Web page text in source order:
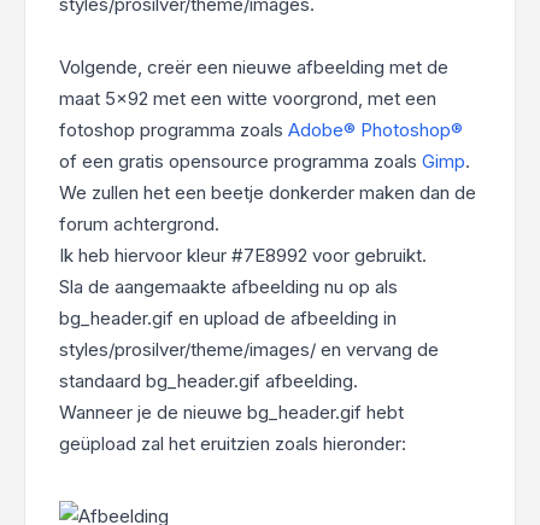
Volgende, creër een nieuwe afbeelding met de
maat 5x92 met een witte voorgrond, met een
fotoshop programma zoals Adobe® Photoshop®
of een gratis opensource programma zoals Gimp.
We zullen het een beetje donkerder maken dan de
forum achtergrond.
Ik heb hiervoor kleur #7E8992 voor gebruikt.
Sla de aangemaakte afbeelding nu op als
bg_header.gif en upload de afbeelding in
styles/prosilver/theme/images/ en vervang de
standaard bg_header.gif afbeelding.
Wanneer je de nieuwe bg_header.gif hebt
geüpload zal het eruitzien zoals hieronder: